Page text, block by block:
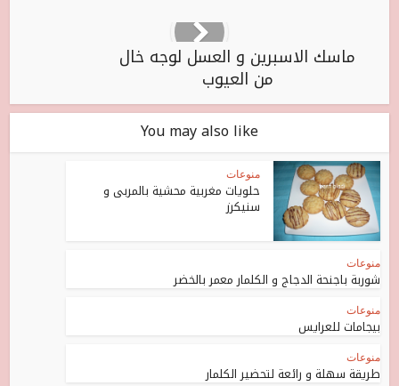
ماسك الاسبرين و العسل لوجه خال
من العيوب
You may also like
منوعات
حلويات مغربية محشية بالمربى و
سنيكرز
منوعات
شوربة باجنحة الدجاج و الكلمار معمر بالخضر
منوعات
بيجامات للعرايس
منوعات
طريقة سهلة و رائعة لتحضير الكلمار